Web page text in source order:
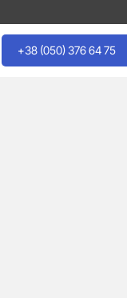
+38 (050) 376 64 75